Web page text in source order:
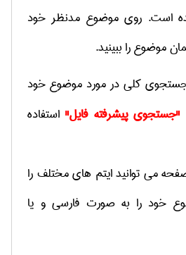
است. روی موضوع مدنظر خود
موضوع را ببینید.
کلی در مورد موضوع خود
"جستجوی پیشرفته فایل"استفاده
می توانید ایتم های مختلف را
خود را به صورت فارسی و یا